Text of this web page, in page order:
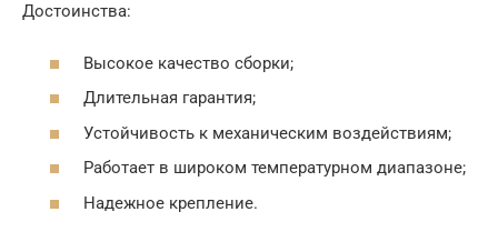
Достоинства:
Высокое качество сборки;
Длительная гарантия;
Устойчивость к механическим воздействиям;
Работает в широком температурном диапазоне;
Надежное крепление.